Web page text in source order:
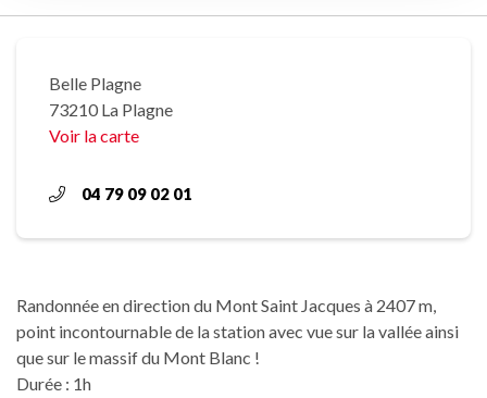
Belle Plagne
73210 La Plagne
Voir la carte
04 79 09 02 01
Randonnée en direction du Mont Saint Jacques à 2407 m,
point incontournable de la station avec vue sur la vallée ainsi
que sur le massif du Mont Blanc !
Durée : 1h